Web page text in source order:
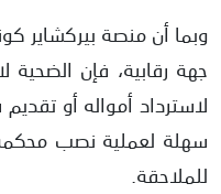
وبما أن منصة بيركشاير
جهة رقابية، فإن
لاسترداد أمواله أو
سهلة لعملية نصب محكمة
للملاحقة.